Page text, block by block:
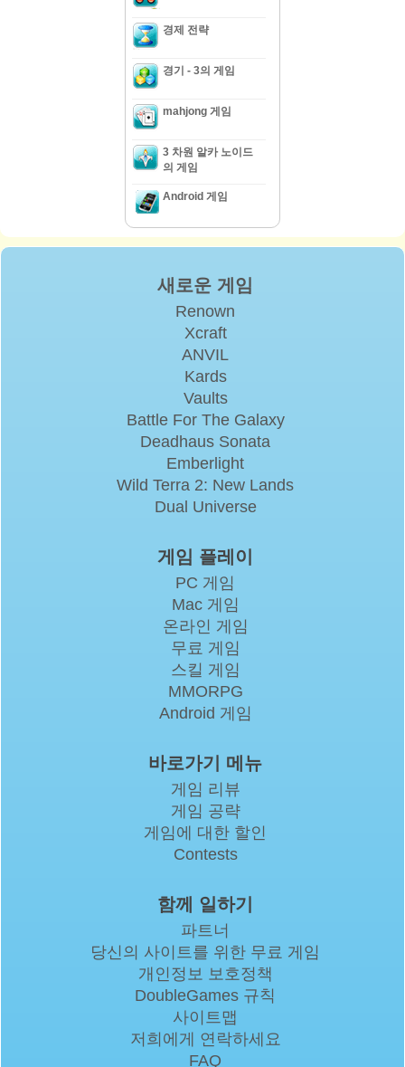
경제 전략
경기 - 3의 게임
mahjong 게임
3 차원 알카 노이드
의 게임
Android 게임
새로운 게임
Renown
Xcraft
ANVIL
Kards
Vaults
Battle For The Galaxy
Deadhaus Sonata
Emberlight
Wild Terra 2: New Lands
Dual Universe
게임 플레이
PC 게임
Mac 게임
온라인 게임
무료 게임
스킬 게임
MMORPG
Android 게임
바로가기 메뉴
게임 리뷰
게임 공략
게임에 대한 할인
Contests
함께 일하기
파트너
당신의 사이트를 위한 무료 게임
개인정보 보호정책
DoubleGames 규칙
사이트맵
저희에게 연락하세요
FAQ